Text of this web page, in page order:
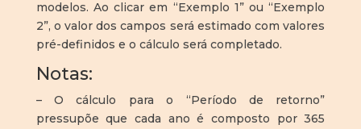
modelos. Ao clicar em “Exemplo 1” ou “Exemplo
2”, o valor dos campos será estimado com valores
pré-definidos e o cálculo será completado.
Notas:
– O cálculo para o “Período de retorno”
pressupõe que cada ano é composto por 365